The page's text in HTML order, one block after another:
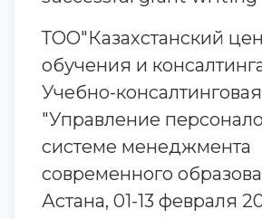
ТОО"Казахстанский
обучения и
Учебно-
"Управление
системе менеджмента
современного
Астана, 01-13 февраля